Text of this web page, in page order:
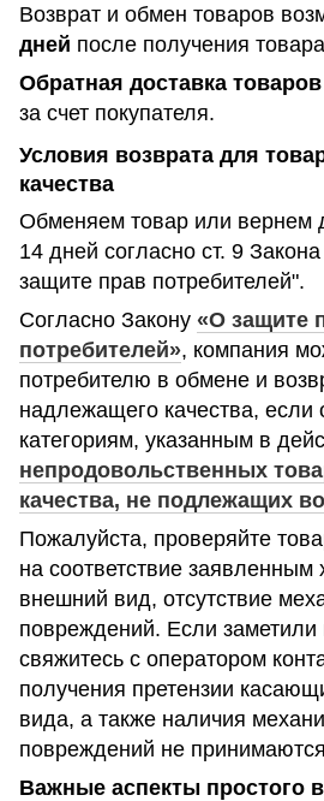
Возврат и обмен товаров
дней после получения
Обратная доставка товаров
за счет покупателя.
Условия возврата для
качества
Обменяем товар или вернем
14 дней согласно ст. 9
защите прав потребителей".
Согласно Закону «О защите
потребителей», компания
потребителю в обмене и
надлежащего качества, если
категориям, указанным в
непродовольственных
качества, не подлежащих
Пожалуйста, проверяйте
на соответствие заявленным
внешний вид, отсутствие
повреждений. Если заметили
свяжитесь с оператором
получения претензии
вида, а также наличия
повреждений не
Важные аспекты простого